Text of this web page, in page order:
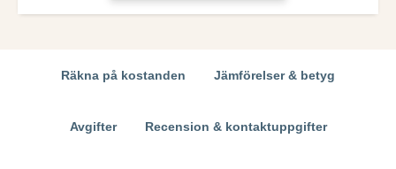
Räkna på kostanden Jämförelser & betyg
Avgifter Recension & kontaktuppgifter